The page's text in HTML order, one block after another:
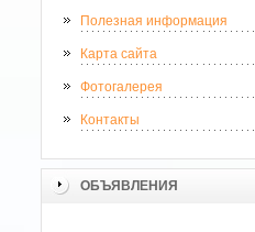
Полезная информация
Карта сайта
Фотогалерея
Контакты
ОБЪЯВЛЕНИЯ